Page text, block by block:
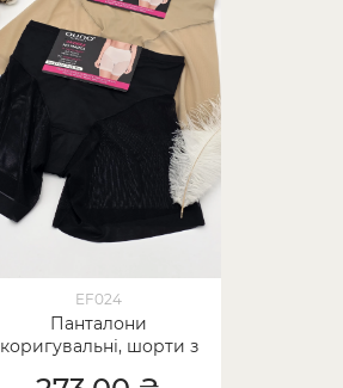
EF024
Панталони
коригувальні, шорти з